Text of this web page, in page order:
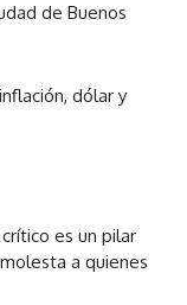
de Buenos
dólar y
es un pilar
a quienes